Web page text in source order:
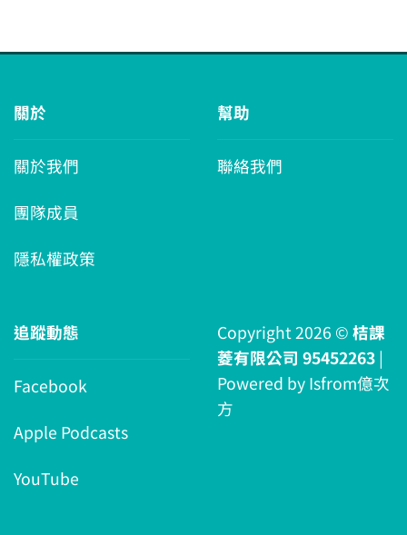
關於
關於我們
團隊成員
隱私權政策
幫助
聯絡我們
追蹤動態
Facebook
Apple Podcasts
YouTube
Copyright 2026 © 桔課
菱有限公司 95452263 |
Powered by Isfrom億次
方